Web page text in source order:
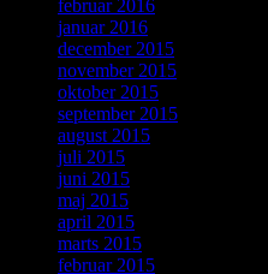
februar 2016
januar 2016
december 2015
november 2015
oktober 2015
september 2015
august 2015
juli 2015
juni 2015
maj 2015
april 2015
marts 2015
februar 2015